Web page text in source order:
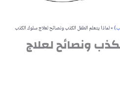
»لماذا يتعلم الطفل الكذب ونصائح لعلاج سلوك الكذب
ونصائح لعلاج